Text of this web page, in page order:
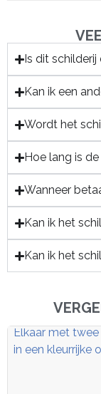
Is dit
Kan ik een
Wordt het
Hoe lang is
Wanneer
Kan ik het
Kan ik het